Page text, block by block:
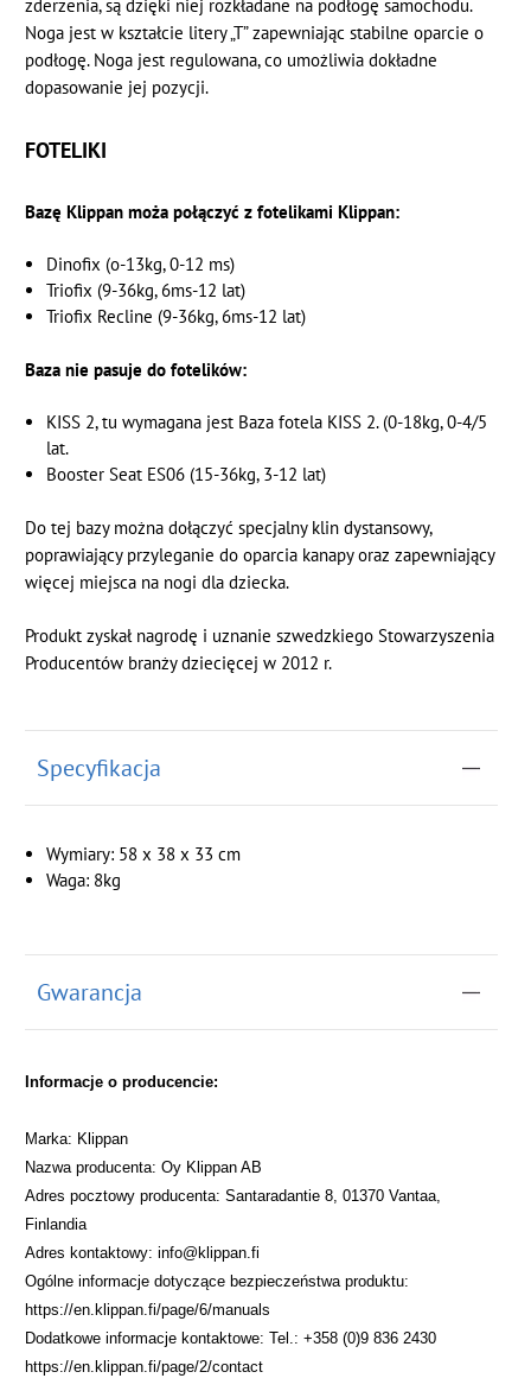
zderzenia, są dzięki niej rozkładane na podłogę samochodu.
Noga jest w kształcie litery „T” zapewniając stabilne oparcie o
podłogę. Noga jest regulowana, co umożliwia dokładne
dopasowanie jej pozycji.
FOTELIKI
Bazę Klippan moża połączyć z fotelikami Klippan:
Dinofix (o-13kg, 0-12 ms)
Triofix (9-36kg, 6ms-12 lat)
Triofix Recline (9-36kg, 6ms-12 lat)
Baza nie pasuje do fotelików:
KISS 2, tu wymagana jest Baza fotela KISS 2. (0-18kg, 0-4/5
lat.
Booster Seat ES06 (15-36kg, 3-12 lat)
Do tej bazy można dołączyć specjalny klin dystansowy,
poprawiający przyleganie do oparcia kanapy oraz zapewniający
więcej miejsca na nogi dla dziecka.
Produkt zyskał nagrodę i uznanie szwedzkiego Stowarzyszenia
Producentów branży dziecięcej w 2012 r.
Specyfikacja
Wymiary: 58 x 38 x 33 cm
Waga: 8kg
Gwarancja
Informacje o producencie:
Marka: Klippan
Nazwa producenta: Oy Klippan AB
Adres pocztowy producenta: Santaradantie 8, 01370 Vantaa,
Finlandia
Adres kontaktowy: info@klippan.fi
Ogólne informacje dotyczące bezpieczeństwa produktu:
https://en.klippan.fi/page/6/manuals
Dodatkowe informacje kontaktowe: Tel.: +358 (0)9 836 2430
https://en.klippan.fi/page/2/contact